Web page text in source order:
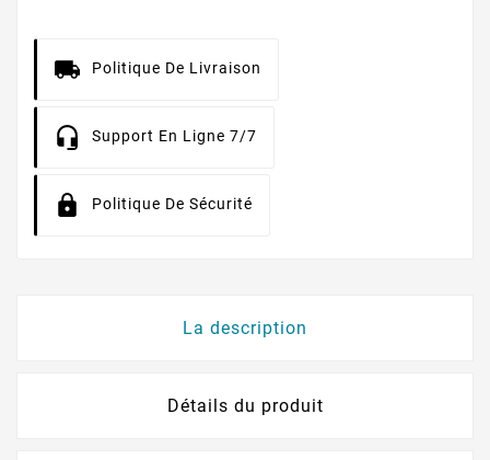
Politique De Livraison
Support En Ligne 7/7
Politique De Sécurité
La description
Détails du produit